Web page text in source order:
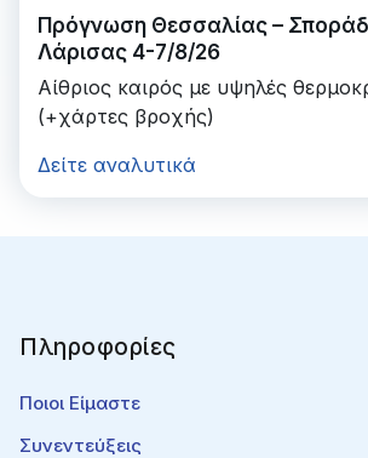
Πρόγνωση Θεσσαλίας –
Λάρισας 4-7/8/26
Αίθριος καιρός με υψηλές
(+χάρτες βροχής)
Δείτε αναλυτικά
Πληροφορίες
Ποιοι Είμαστε
Συνεντεύξεις